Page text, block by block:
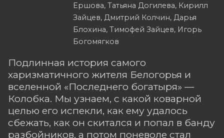
Ершова, Татьяна Догилева, Кирилл
Зайцев, Дмитрий Колчин, Дарья
Блохина, Тимофей Зайцев, Игорь
Богомягков
Подлинная история самого
харизматичного жителя Белогорья и
вселенной «Последнего богатыря» —
Колобка. Мы узнаем, с какой коварной
целью его испекли, как ему удалось
сбежать, как он скитался и попал в банду
разбойников, а потом поневоле стал